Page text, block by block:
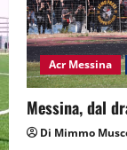
Acr Messina
Messina, dal
Di Mimmo